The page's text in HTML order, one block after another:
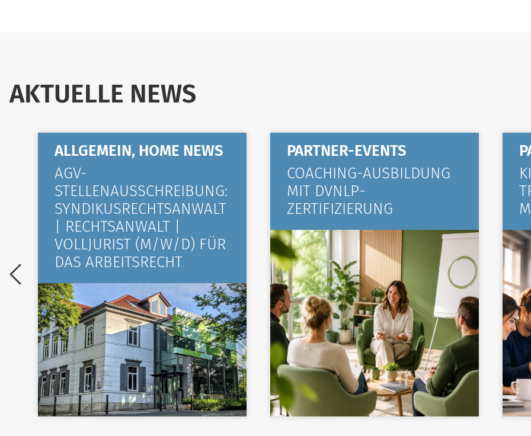
AKTUELLE NEWS
ALLGEMEIN, HOME NEWS
AGV-
STELLENAUSSCHREIBUNG:
SYNDIKUSRECHTSANWALT
| RECHTSANWALT |
VOLLJURIST (M/W/D) FÜR
DAS ARBEITSRECHT
PARTNER-EVENTS
COACHING-AUSBILDUNG
MIT DVNLP-
ZERTIFIZIERUNG